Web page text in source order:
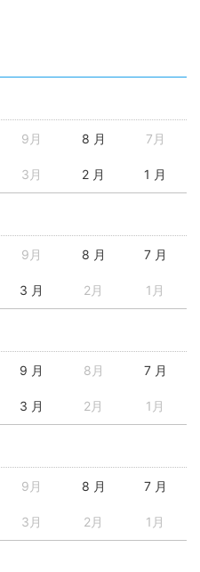
9月 8 月 7月
3月 2 月 1 月
9月 8 月 7 月
3 月 2月 1月
9 月 8月 7 月
3 月 2月 1月
9月 8 月 7 月
3月 2月 1月